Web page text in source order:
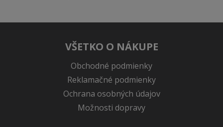
VŠETKO O NÁKUPE
Obchodné podmienky
Reklamačné podmienky
Ochrana osobných údajov
Možnosti dopravy